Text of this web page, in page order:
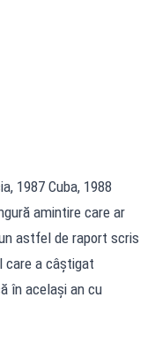
1987 Cuba, 1988
amintire care ar
astfel de raport scris
care a câștigat
în același an cu